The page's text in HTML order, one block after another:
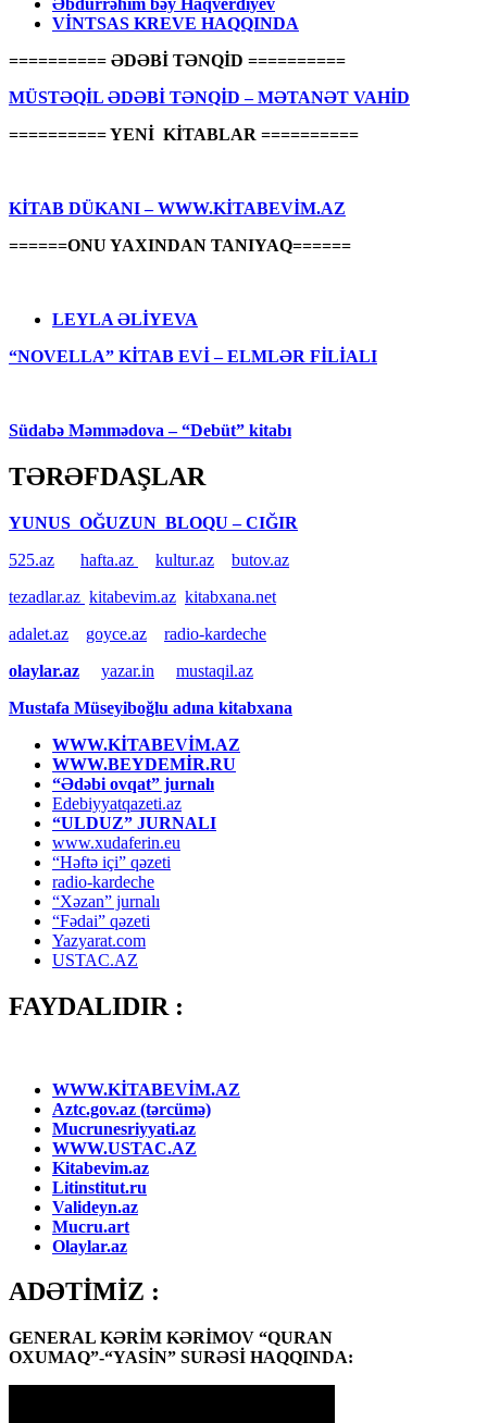
Əbdürrəhim bəy Haqverdiyev
VİNTSAS KREVE HAQQINDA
========== ƏDƏBİ TƏNQİD ==========
MÜSTƏQİL ƏDƏBİ TƏNQİD – MƏTANƏT VAHİD
========== YENİ KİTABLAR ==========
KİTAB DÜKANI – WWW.KİTABEVİM.AZ
======ONU YAXINDAN TANIYAQ======
LEYLA ƏLİYEVA
“NOVELLA” KİTAB EVİ – ELMLƏR FİLİALI
Südabə Məmmədova – “Debüt” kitabı
TƏRƏFDAŞLAR
YUNUS OĞUZUN BLOQU – CIĞIR
525.az
hafta.az kultur.az
butov.az
tezadlar.az kitabevim.az kitabxana.net
adalet.az
goyce.az
radio-kardeche
olaylar.az
yazar.in
mustaqil.az
Mustafa Müseyiboğlu adına kitabxana
WWW.KİTABEVİM.AZ
WWW.BEYDEMİR.RU
“Ədəbi ovqat” jurnalı
Edebiyyatqazeti.az
“ULDUZ” JURNALI
www.xudaferin.eu
“Həftə içi” qəzeti
radio-kardeche
“Xəzan” jurnalı
“Fədai” qəzeti
Yazyarat.com
USTAC.AZ
FAYDALIDIR :
WWW.KİTABEVİM.AZ
Aztc.gov.az (tərcümə)
Mucrunesriyyati.az
WWW.USTAC.AZ
Kitabevim.az
Litinstitut.ru
Valideyn.az
Mucru.art
Olaylar.az
ADƏTİMİZ :
GENERAL KƏRİM KƏRİMOV “QURAN
OXUMAQ”-“YASİN” SURƏSİ HAQQINDA: